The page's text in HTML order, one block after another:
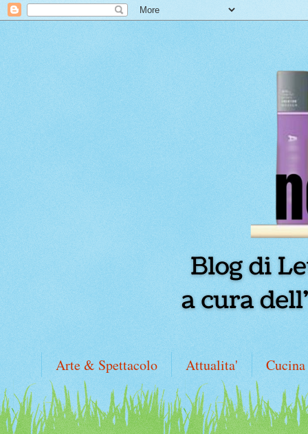
Arte & Spettacolo Attualita' Cucina